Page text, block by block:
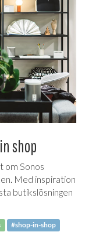
shop
om Sonos
Med inspiration
butikslösningen
#shop-in-shop